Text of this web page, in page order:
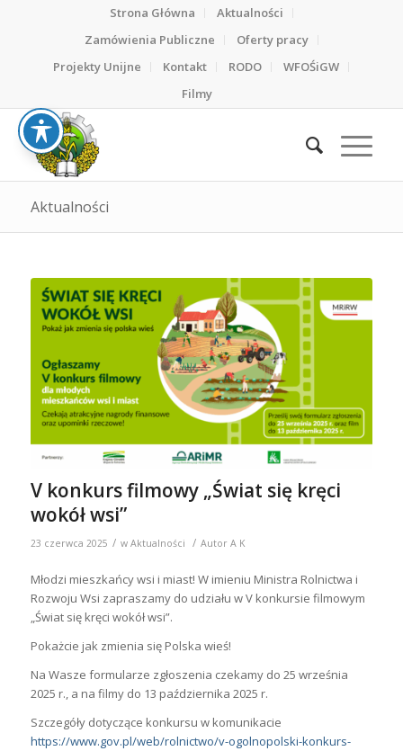
Strona Główna
Aktualności
Zamówienia Publiczne
Oferty pracy
Projekty Unijne
Kontakt RODO
WFOŚiGW
Filmy
Aktualności
V konkurs filmowy „Świat się kręci
wokół wsi”
23 czerwca 2025 / w Aktualności / Autor A K
Młodzi mieszkańcy wsi i miast! W imieniu Ministra Rolnictwa i
Rozwoju Wsi zapraszamy do udziału w V konkursie filmowym
„Świat się kręci wokół wsi”.
Pokażcie jak zmienia się Polska wieś!
Na Wasze formularze zgłoszenia czekamy do 25 września
2025 r., a na filmy do 13 października 2025 r.
Szczegóły dotyczące konkursu w komunikacie
https://www.gov.pl/web/rolnictwo/v-ogolnopolski-konkurs-